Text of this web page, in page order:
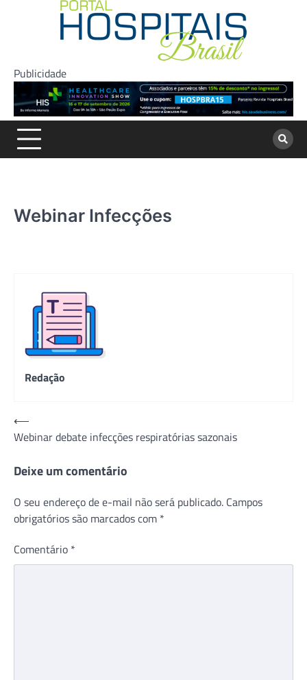
Publicidade
Webinar Infecções
Redação
Navegação
de
Post
⟵
Webinar debate infecções respiratórias sazonais
Deixe um comentário
O seu endereço de e-mail não será publicado. Campos
obrigatórios são marcados com *
Comentário *